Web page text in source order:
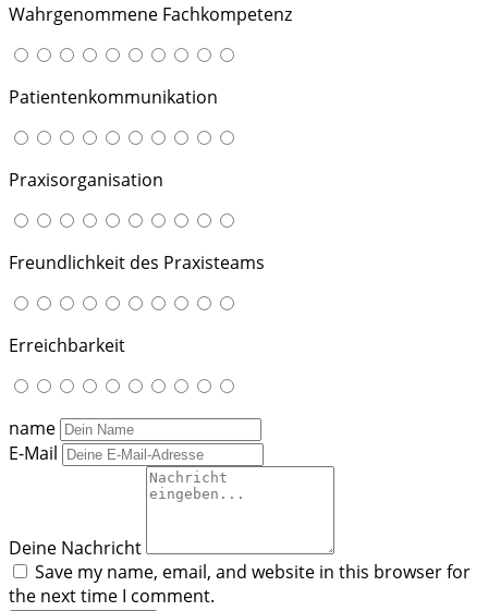
Wahrgenommene Fachkompetenz
Patientenkommunikation
Praxisorganisation
Freundlichkeit des Praxisteams
Erreichbarkeit
name
E-Mail
Deine Nachricht
Save my name, email, and website in this browser for
the next time I comment.